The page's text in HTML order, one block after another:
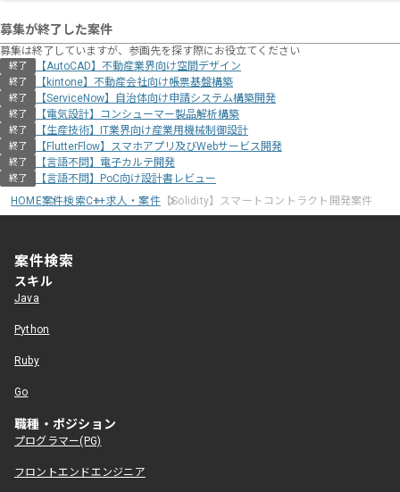
募集が終了した案件
募集は終了していますが、参画先を探す際にお役立てください
終了 【AutoCAD】不動産業界向け空間デザイン
終了 【kintone】不動産会社向け帳票基盤構築
終了 【ServiceNow】自治体向け申請システム構築開発
終了 【電気設計】コンシューマー製品解析構築
終了 【生産技術】IT業界向け産業用機械制御設計
終了 【FlutterFlow】スマホアプリ及びWebサービス開発
終了 【言語不問】電子カルテ開発
終了
【言語不問】PoC向け設計書レビュー
HOME案件検索C++求人・案件【Solidity】スマートコントラクト開発案件
案件検索
スキル
Java
Python
Ruby
Go
職種・ポジション
プログラマー(PG)
フロントエンドエンジニア